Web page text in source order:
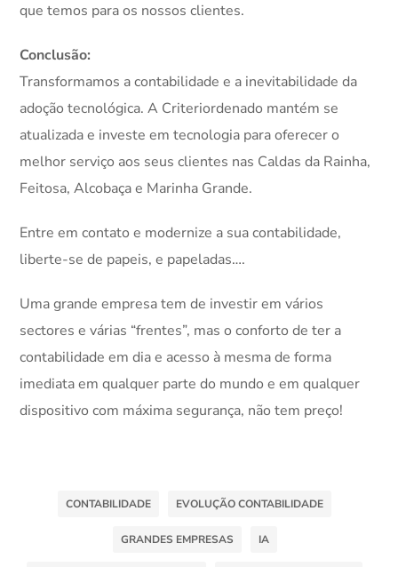
que temos para os nossos clientes.
Conclusão:
Transformamos a contabilidade e a inevitabilidade da
adoção tecnológica. A Criteriordenado mantém se
atualizada e investe em tecnologia para oferecer o
melhor serviço aos seus clientes nas Caldas da Rainha,
Feitosa, Alcobaça e Marinha Grande.
Entre em contato e modernize a sua contabilidade,
liberte-se de papeis, e papeladas….
Uma grande empresa tem de investir em vários
sectores e várias “frentes”, mas o conforto de ter a
contabilidade em dia e acesso à mesma de forma
imediata em qualquer parte do mundo e em qualquer
dispositivo com máxima segurança, não tem preço!
CONTABILIDADE EVOLUÇÃO CONTABILIDADE
GRANDES EMPRESAS IA